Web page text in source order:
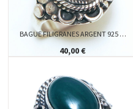
BAGUE FILIGRANES ARGENT 925 …
40,00 €